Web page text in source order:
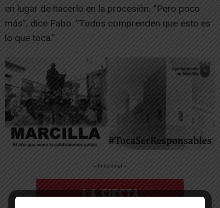
en lugar de hacerlo en la procesión. “Pero poco
más”, dice Fabo. “Todos comprenden que esto es
lo que toca.”
-- Publicidad --